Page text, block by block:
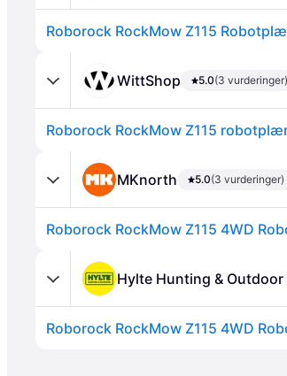
Roborock RockMow Z115
WittShop 5.0(3 vurderinger)
Roborock RockMow Z115
MKnorth 5.0(3 vurderinger)
Roborock RockMow Z115 4WD
Hylte Hunting & Outdoor
Roborock RockMow Z115 4WD